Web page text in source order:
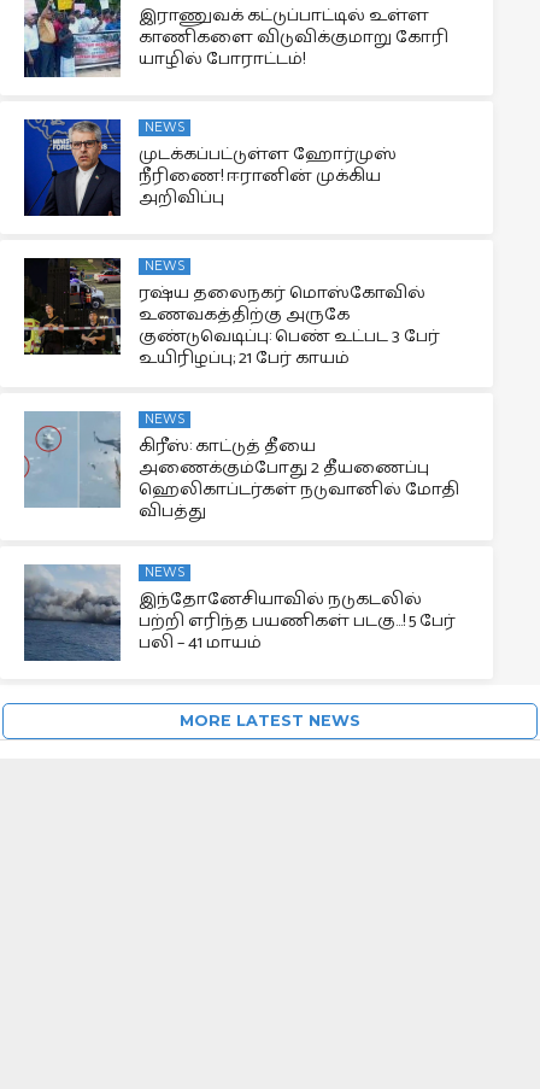
இராணுவக் கட்டுப்பாட்டில் உள்ள
காணிகளை விடுவிக்குமாறு கோரி
யாழில் போராட்டம்!
NEWS
முடக்கப்பட்டுள்ள ஹோர்முஸ்
நீரிணை! ஈரானின் முக்கிய
அறிவிப்பு
NEWS
ரஷ்ய தலைநகர் மொஸ்கோவில்
உணவகத்திற்கு அருகே
குண்டுவெடிப்பு: பெண் உட்பட 3 பேர்
உயிரிழப்பு; 21 பேர் காயம்
NEWS
கிரீஸ்: காட்டுத் தீயை
அணைக்கும்போது 2 தீயணைப்பு
ஹெலிகாப்டர்கள் நடுவானில் மோதி
விபத்து
NEWS
இந்தோனேசியாவில் நடுகடலில்
பற்றி எரிந்த பயணிகள் படகு…! 5 பேர்
பலி – 41 மாயம்
MORE LATEST NEWS